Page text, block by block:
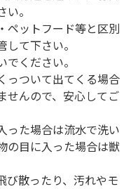
。
ペットフード等と区別
て下さい。
でください。
っついて出てくる場合
せんので、安心してご
った場合は流水で洗い
の目に入った場合は獣
び散ったり、汚れやモ